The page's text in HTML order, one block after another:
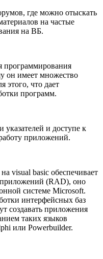
где можно отыскать
на частые
на ВБ.
программирования
он имеет множество
этого, что дает
программ.
и доступе к
приложений.
visual basic обеспечивает
приложений (RAD), оно
системе Microsoft.
интерфейсных баз
создавать приложения
таких языков
или Powerbuilder.